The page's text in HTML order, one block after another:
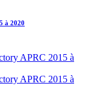
à 2020